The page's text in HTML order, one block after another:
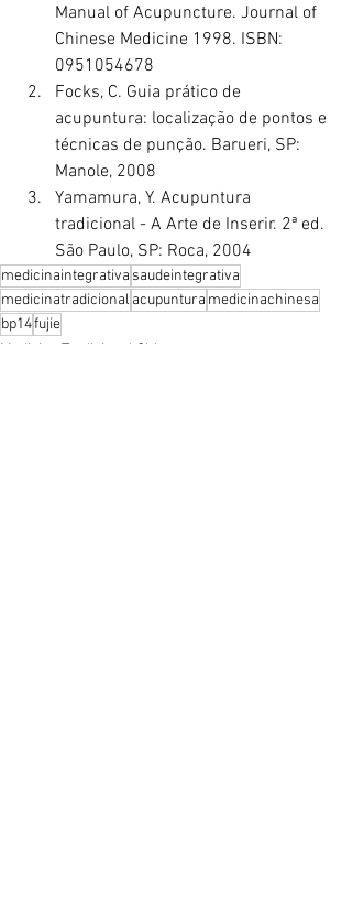
Manual of Acupuncture. Journal of
Chinese Medicine 1998. ISBN:
0951054678
Focks, C. Guia prático de
acupuntura: localização de pontos e
técnicas de punção. Barueri, SP:
Manole, 2008
Yamamura, Y. Acupuntura
tradicional - A Arte de Inserir. 2ª ed.
São Paulo, SP: Roca, 2004
medicinaintegrativa saudeintegrativa
medicinatradicional acupuntura medicinachinesa
bp14fujie
Medicina Tradicional Chinesa